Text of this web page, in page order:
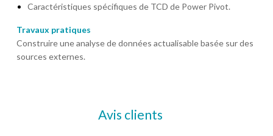
Caractéristiques spécifiques de TCD de Power Pivot.
Travaux pratiques
Construire une analyse de données actualisable basée sur des
sources externes.
Avis clients